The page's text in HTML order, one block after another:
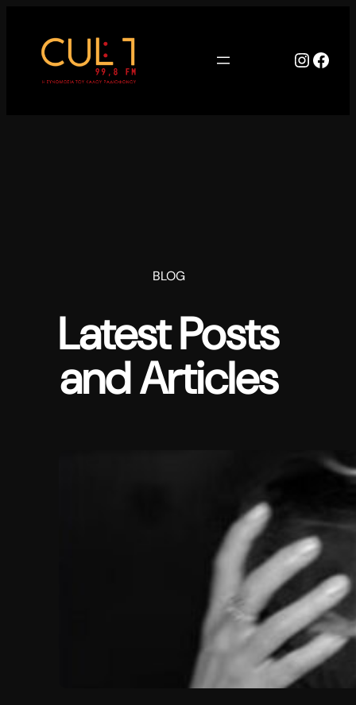
περιεχόμενο
BLOG
Latest Posts
and Articles